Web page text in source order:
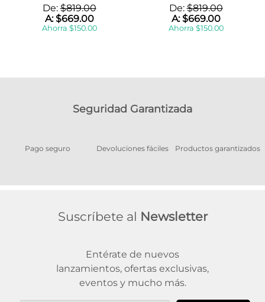
De:$819.00
A:$669.00
Ahorra $150.00
De:$819.00
A:$669.00
Ahorra $150.00
Seguridad Garantizada
Pago seguro Devoluciones fáciles Productos garantizados
Suscríbete al Newsletter
Entérate de nuevos
lanzamientos, ofertas exclusivas,
eventos y mucho más.